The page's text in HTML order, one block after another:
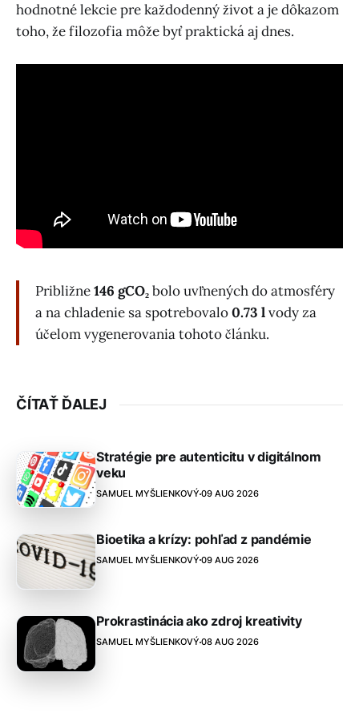
hodnotné lekcie pre každodenný život a je dôkazom
toho, že filozofia môže byť praktická aj dnes.
Približne146 gCO₂bolo uvľnených do atmosféry
a na chladenie sa spotrebovalo0.73 lvody za
účelom vygenerovania tohoto článku.
ČÍTAŤ ĎALEJ
Stratégie pre autenticitu v digitálnom
veku
SAMUEL MYŠLIENKOVÝ 09 AUG 2026
Bioetika a krízy: pohľad z pandémie
SAMUEL MYŠLIENKOVÝ 09 AUG 2026
Prokrastinácia ako zdroj kreativity
SAMUEL MYŠLIENKOVÝ 08 AUG 2026